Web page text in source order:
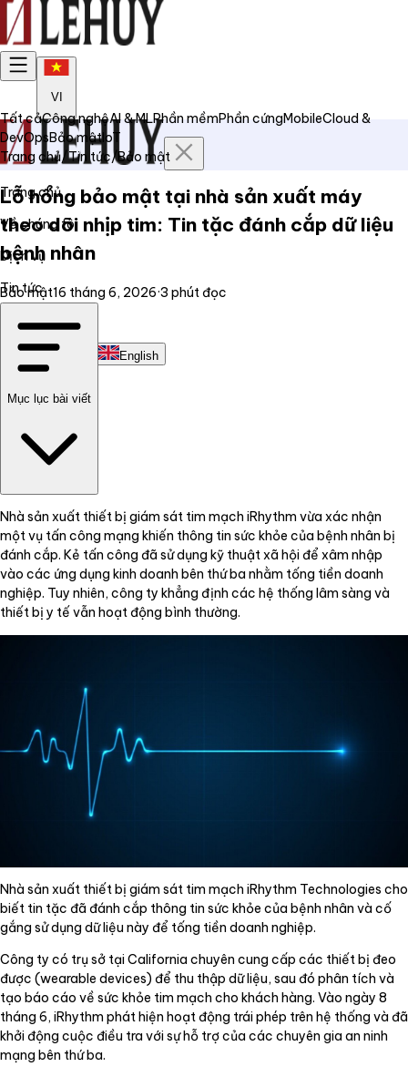
VI
Trang chủ
Về chúng tôi
Dịch vụ
Tin tức
Liên hệ
Tiếng Việt English
Tất cảCông nghệAI & MLPhần mềmPhần cứngMobileCloud &
DevOpsBảo mậtIoT
Trang chủ/Tin tức/Bảo mật
Lỗ hổng bảo mật tại nhà sản xuất máy
theo dõi nhịp tim: Tin tặc đánh cắp dữ liệu
bệnh nhân
Bảo mật16 tháng 6, 2026·3 phút đọc
Mục lục bài viết
Nhà sản xuất thiết bị giám sát tim mạch iRhythm vừa xác nhận
một vụ tấn công mạng khiến thông tin sức khỏe của bệnh nhân bị
đánh cắp. Kẻ tấn công đã sử dụng kỹ thuật xã hội để xâm nhập
vào các ứng dụng kinh doanh bên thứ ba nhằm tống tiền doanh
nghiệp. Tuy nhiên, công ty khẳng định các hệ thống lâm sàng và
thiết bị y tế vẫn hoạt động bình thường.
Nhà sản xuất thiết bị giám sát tim mạch iRhythm Technologies cho
biết tin tặc đã đánh cắp thông tin sức khỏe của bệnh nhân và cố
gắng sử dụng dữ liệu này để tống tiền doanh nghiệp.
Công ty có trụ sở tại California chuyên cung cấp các thiết bị đeo
được (wearable devices) để thu thập dữ liệu, sau đó phân tích và
tạo báo cáo về sức khỏe tim mạch cho khách hàng. Vào ngày 8
tháng 6, iRhythm phát hiện hoạt động trái phép trên hệ thống và đã
khởi động cuộc điều tra với sự hỗ trợ của các chuyên gia an ninh
mạng bên thứ ba.